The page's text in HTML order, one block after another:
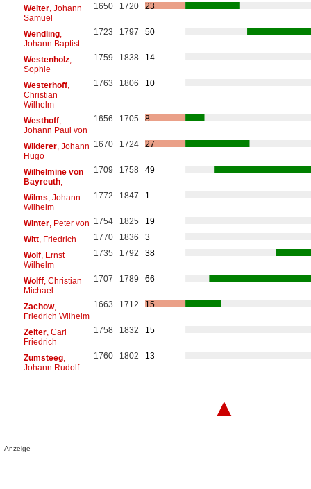
Welter, Johann
Samuel
1650 1720 23
Wendling,
Johann Baptist
1723 1797 50
Westenholz,
Sophie
1759 1838 14
Westerhoff,
Christian
Wilhelm
1763 1806 10
Westhoff,
Johann Paul von
1656 1705 8
Wilderer, Johann
Hugo
1670 1724 27
Wilhelmine von
Bayreuth,
1709 1758 49
Wilms , Johann
Wilhelm
1772 1847 1
Winter, Peter von 1754 1825
19
Witt, Friedrich 1770 1836
3
Wolf, Ernst
Wilhelm
1735 1792 38
Wolff, Christian
Michael
1707 1789 66
Zachow,
Friedrich Wilhelm
1663 1712 15
Zelter, Carl
Friedrich
1758 1832 15
Zumsteeg,
Johann Rudolf
1760 1802 13
▲
Anzeige